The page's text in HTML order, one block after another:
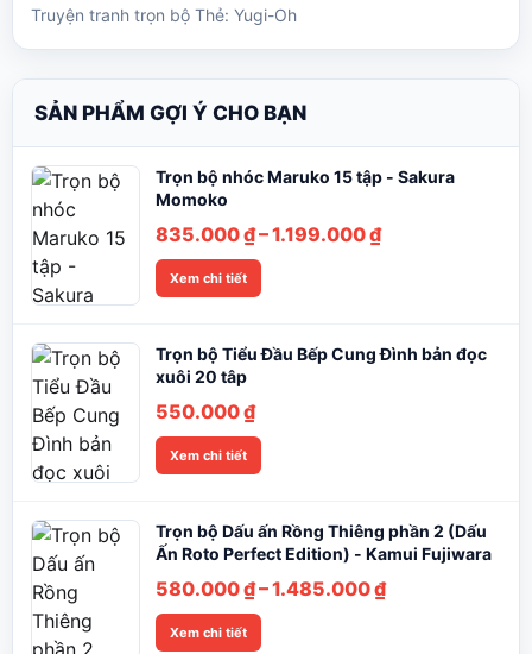
Truyện tranh trọn bộ Thẻ: Yugi-Oh
SẢN PHẨM GỢI Ý CHO BẠN
Trọn bộ nhóc Maruko 15 tập - Sakura
Momoko
835.000₫–1.199.000₫Khoảng
đến
Xem chi tiết
Trọn bộ Tiểu Đầu Bếp Cung Đình bản đọc
xuôi 20 tâp
550.000₫
Xem chi tiết
Trọn bộ Dấu ấn Rồng Thiêng phần 2 (Dấu
Ấn Roto Perfect Edition) - Kamui Fujiwara
580.000₫–1.485.000₫Khoảng
Xem chi tiết